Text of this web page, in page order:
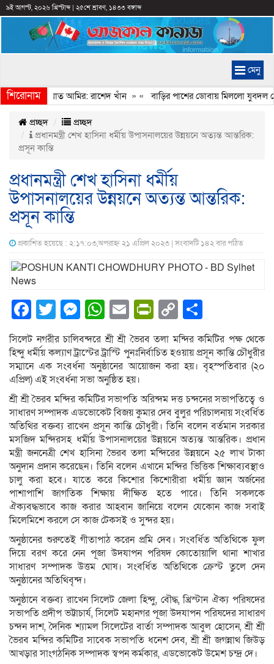
৯ই আগস্ট, ২০২৬ খ্রিস্টাব্দ| ২৫শে শ্রাবণ, ১৪৩৩ বঙ্গাব্দ
মেনু
শিরোনাম
করেন জামায়াত আমির: রাশেদ খাঁন» « বাড়ির পাশের ডোবায় মিললো যুবদল
প্রচ্ছদ
প্রচ্ছদ
প্রধানমন্ত্রী শেখ হাসিনা ধর্মীয় উপাসনালয়ের উন্নয়নে অত্যন্ত আন্তরিক:
প্রসূন কান্তি
প্রধানমন্ত্রী শেখ হাসিনা ধর্মীয়
উপাসনালয়ের উন্নয়নে অত্যন্ত আন্তরিক:
প্রসূন কান্তি
প্রকাশিত হয়েছে : ২:১৭:০৩,অপরাহ্ন ২১ এপ্রিল ২০২৩ | সংবাদটি ১৪২ বার পঠিত
Facebook
Twitter
Messenger
WhatsApp
EmailPrintFriendly
Copy
Link
সিলেট নগরীর চালিবন্দরে শ্রী শ্রী ভৈরব তলা মন্দির কমিটির পক্ষ থেকে
হিন্দু ধর্মীয় কল্যাণ ট্রাস্টের ট্রাস্টি পুনঃনির্বাচিত হওয়ায় প্রসূন কান্তি চৌধুরীর
সম্মানে এক সংবর্ধনা অনুষ্ঠানের আয়োজন করা হয়। বৃহস্পতিবার (২০
এপ্রিল) এই সংবর্ধনা সভা অনুষ্ঠিত হয়।
শ্রী শ্রী ভৈরব মন্দির কমিটির সভাপতি অরিন্দম দত্ত চন্দনের সভাপতিত্বে ও
সাধারণ সম্পাদক এডভোকেট বিজয় কুমার দেব বুলুর পরিচালনায় সংবর্ধিত
অতিথির বক্তব্য রাখেন প্রসূন কান্তি চৌধুরী। তিনি বলেন বর্তমান সরকার
মসজিদ মন্দিরসহ ধর্মীয় উপাসনালয়ের উন্নয়নে অত্যন্ত আন্তরিক। প্রধান
মন্ত্রী জননেত্রী শেখ হাসিনা ভৈরব তলা মন্দিরের উন্নয়নে ২৫ লাখ টাকা
অনুদান প্রদান করেছেন। তিনি বলেন এখানে মন্দির ভিত্তিক শিক্ষাব্যবস্থাও
চালু করা হবে। যাতে করে কিশোর কিশোরীরা ধর্মীয় জ্ঞান অর্জনের
পাশাপাশি জাগতিক শিক্ষায় দীক্ষিত হতে পারে। তিনি সকলকে
ঐক্যবদ্ধভাবে কাজ করার আহবান জানিয়ে বলেন যেকোন কাজ সবাই
মিলেমিশে করলে সে কাজ টেকসই ও সুন্দর হয়।
অনুষ্ঠানের শুরুতেই গীতাপাঠ করেন প্রমি দেব। সংবর্ধিত অতিথিকে ফুল
দিয়ে বরণ করে নেন পূজা উদযাপন পরিষদ কোতোয়ালি থানা শাখার
সাধারণ সম্পাদক উত্তম ঘোষ। সংবর্ধিত অতিথিকে ক্রেস্ট তুলে দেন
অনুষ্ঠানের অতিথিবৃন্দ।
অনুষ্ঠানে বক্তব্য রাখেন সিলেট জেলা হিন্দু, বৌদ্ধ, খ্রিস্টান ঐক্য পরিষদের
সভাপতি প্রদীপ ভট্টাচার্য, সিলেট মহানগর পূজা উদযাপন পরিষদের সাধারণ
চন্দন দাশ, দৈনিক শ্যামল সিলেটের বার্তা সম্পাদক আবুল হোসেন, শ্রী শ্রী
ভৈরব মন্দির কমিটির সাবেক সভাপতি ধনেশ দেব, শ্রী শ্রী জগন্নাথ জিউড়
আখড়ার সাংগঠনিক সম্পাদক স্বপন কর্মকার, এডভোকেট উমেশ চন্দ্র দে।